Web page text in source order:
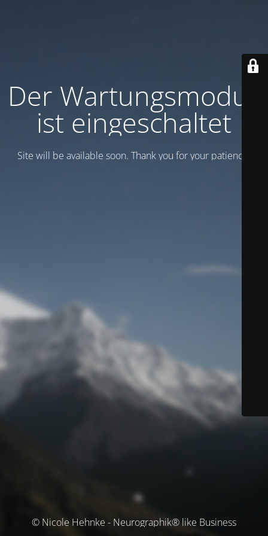
Der Wartungsmodus
ist eingeschaltet
Site will be available soon. Thank you for your patience!
© Nicole Hehnke - Neurographik® like Business